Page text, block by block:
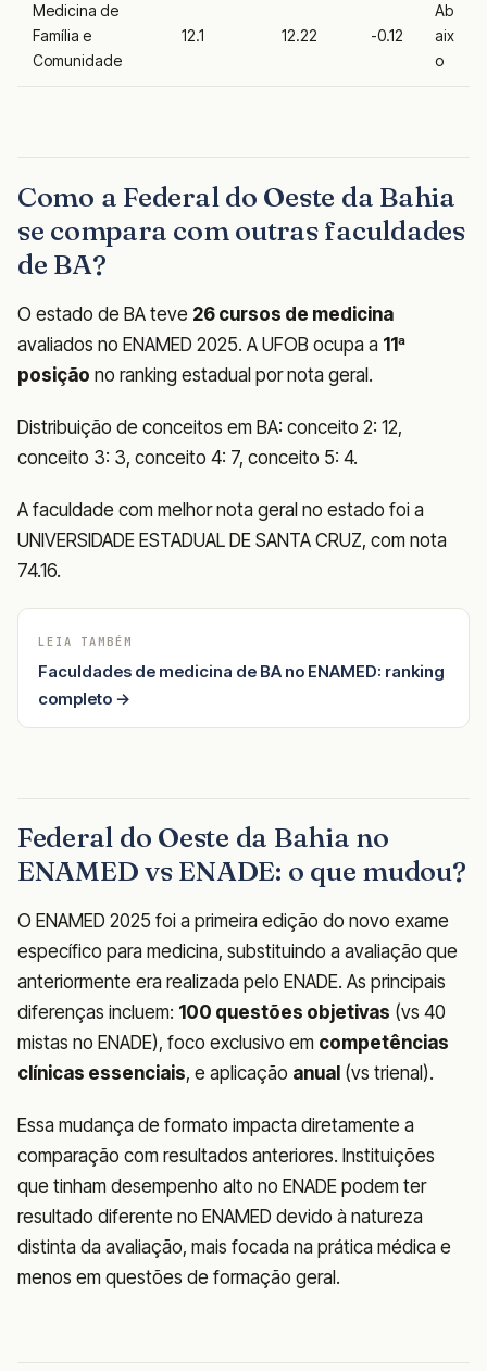
Medicina de
Família e
Comunidade
12.1 12.22 -0.12
Ab
aix
o
Como a Federal do Oeste da Bahia
se compara com outras faculdades
de BA?
O estado de BA teve 26 cursos de medicina
avaliados no ENAMED 2025. A UFOB ocupa a 11ª
posição no ranking estadual por nota geral.
Distribuição de conceitos em BA: conceito 2: 12,
conceito 3: 3, conceito 4: 7, conceito 5: 4.
A faculdade com melhor nota geral no estado foi a
UNIVERSIDADE ESTADUAL DE SANTA CRUZ, com nota
74.16.
LEIA TAMBÉM
Faculdades de medicina de BA no ENAMED: ranking
completo →
Federal do Oeste da Bahia no
ENAMED vs ENADE: o que mudou?
O ENAMED 2025 foi a primeira edição do novo exame
específico para medicina, substituindo a avaliação que
anteriormente era realizada pelo ENADE. As principais
diferenças incluem: 100 questões objetivas (vs 40
mistas no ENADE), foco exclusivo em competências
clínicas essenciais, e aplicação anual (vs trienal).
Essa mudança de formato impacta diretamente a
comparação com resultados anteriores. Instituições
que tinham desempenho alto no ENADE podem ter
resultado diferente no ENAMED devido à natureza
distinta da avaliação, mais focada na prática médica e
menos em questões de formação geral.